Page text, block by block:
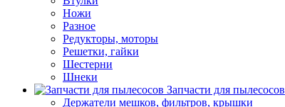
Ножи
Разное
Редукторы, моторы
Решетки, гайки
Шестерни
Шнеки
Запчасти для пылесосов
Держатели мешков, фильтров, крышки